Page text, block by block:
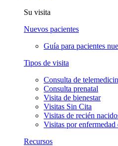
Su visita
Nuevos pacientes
Guía para pacientes
Tipos de visita
Consulta de
Consulta prenatal
Visita de bienestar
Visitas Sin Cita
Visitas de recién
Visitas por enfermedad
Recursos